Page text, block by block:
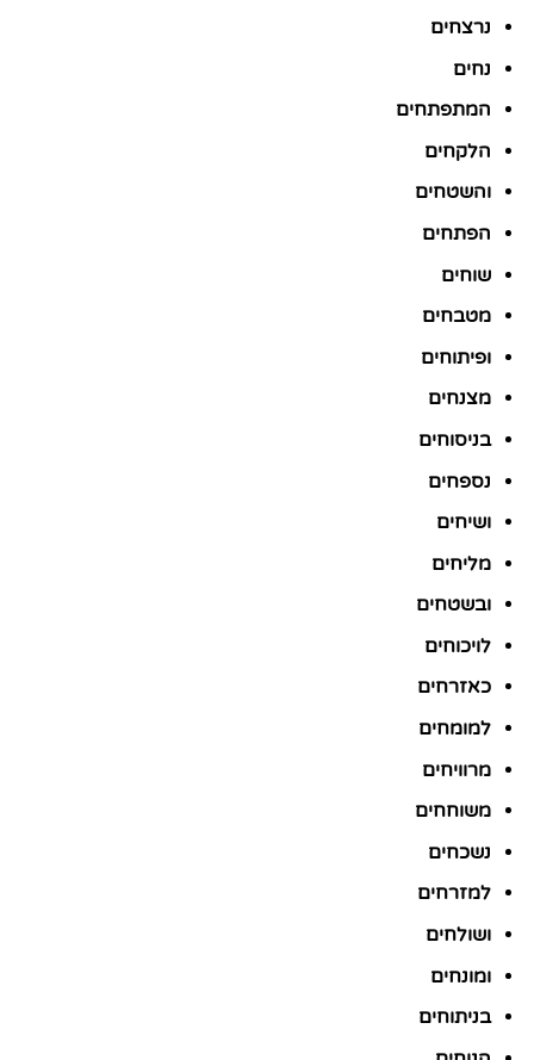
נרצחים
נחים
המתפתחים
הלקחים
והשטחים
הפתחים
שוחים
מטבחים
ופיתוחים
מצנחים
בניסוחים
נספחים
ושיחים
מליחים
ובשטחים
לויכוחים
כאזרחים
למומחים
מרוויחים
משוחחים
נשכחים
למזרחים
ושולחים
ומונחים
בניתוחים